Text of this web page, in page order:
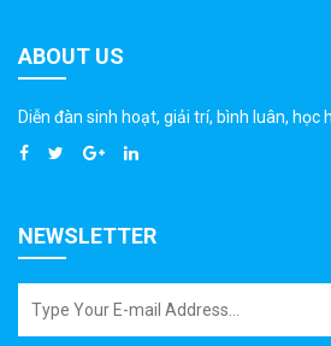
ABOUT US
Diễn đàn sinh hoạt, giải trí, bình luân, học
NEWSLETTER